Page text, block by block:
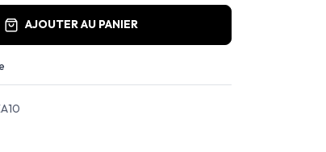
AJOUTER AU PANIER